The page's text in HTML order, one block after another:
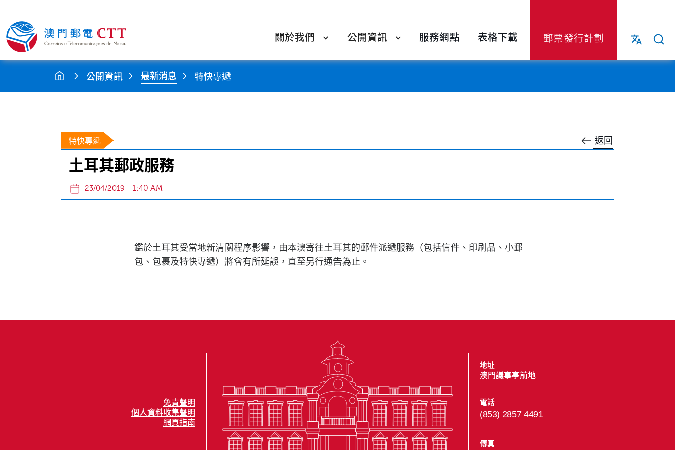
關於我們 公開資訊 服務網點 表格下載 郵票發行計劃
公開資訊 最新消息 特快專遞
返回
特快專遞
土耳其郵政服務
23/04/2019 1:40 AM
鑑於土耳其受當地新清關程序影響，由本澳寄往土耳其的郵件派遞服務（包括信件、印刷品、小郵
包、包裹及特快專遞）將會有所延誤，直至另行通告為止。
免責聲明
個人資料收集聲明
網頁指南
地址
澳門議事亭前地
電話
(853) 2857 4491
傳真